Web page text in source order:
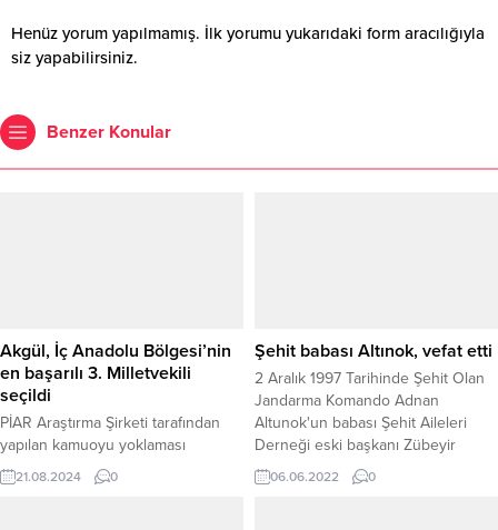
Henüz yorum yapılmamış. İlk yorumu yukarıdaki form aracılığıyla
siz yapabilirsiniz.
Benzer Konular
Akgül, İç Anadolu Bölgesi’nin
en başarılı 3. Milletvekili
seçildi
PİAR Araştırma Şirketi tarafından
yapılan kamuoyu yoklaması
sonuçlarına göre, AK Parti Yozgat
Milletvekili ve Türkiye Esnaf ve
21.08.2024 0
Şehit babası Altınok, vefat etti
2 Aralık 1997 Tarihinde Şehit Olan
Jandarma Komando Adnan
Altunok'un babası Şehit Aileleri
Derneği eski başkanı Zübeyir
Altınok (86) vefat etti.
06.06.2022 0